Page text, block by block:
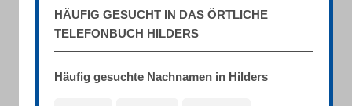
HÄUFIG GESUCHT IN DAS ÖRTLICHE
TELEFONBUCH HILDERS
Häufig gesuchte Nachnamen in Hilders